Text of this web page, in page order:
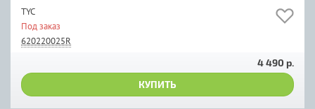
TYC
Под заказ
620220025R
4 490 р.
КУПИТЬ